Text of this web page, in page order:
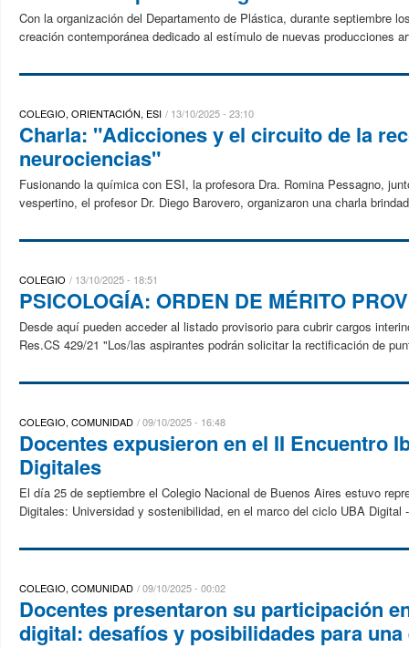
Con la organización del Departamento de Plástica, durante septiembre
creación contemporánea dedicado al estímulo de nuevas producciones
COLEGIO, ORIENTACIÓN, ESI 13/10/2025 - 23:10
Charla: "Adicciones y el circuito de la
neurociencias"
Fusionando la química con ESI, la profesora Dra. Romina Pessagno,
vespertino, el profesor Dr. Diego Barovero, organizaron una charla
COLEGIO 13/10/2025 - 18:51
PSICOLOGÍA: ORDEN DE MÉRITO
Desde aquí pueden acceder al listado provisorio para cubrir cargos
Res.CS 429/21 "Los/las aspirantes podrán solicitar la rectificación de
COLEGIO, COMUNIDAD 09/10/2025 - 16:48
Docentes expusieron en el II Encuentro
Digitales
El día 25 de septiembre el Colegio Nacional de Buenos Aires estuvo
Digitales: Universidad y sostenibilidad, en el marco del ciclo UBA Digital
COLEGIO, COMUNIDAD 09/10/2025 - 00:02
Docentes presentaron su participación
digital: desafíos y posibilidades para